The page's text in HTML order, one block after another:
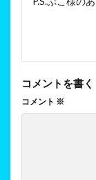
コメントを書く
コメント ※